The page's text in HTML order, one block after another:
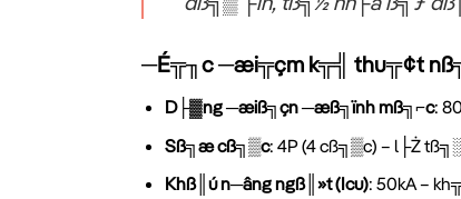
─É╦╖c ─æi╦çm k╦╣ thu╦¢t
D├▓ng ─æiß╗çn ─æß╗ïnh mß╗⌐c:
Sß╗æ cß╗▒c: 4P (4 cß╗▒c) – l├Ż
Khß║ú n─âng ngß║»t (Icu): 50kA –